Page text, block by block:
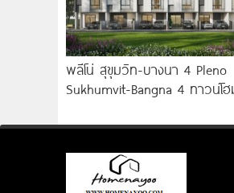
พลีโน่ สุขุมวิท-บางนา 4 Pleno
Sukhumvit-Bangna 4 ทาวน์โฮ